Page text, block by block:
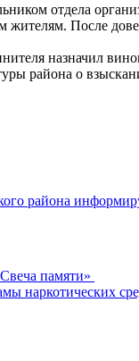
отдела
После
назначил
района о
района
памяти»
наркотических